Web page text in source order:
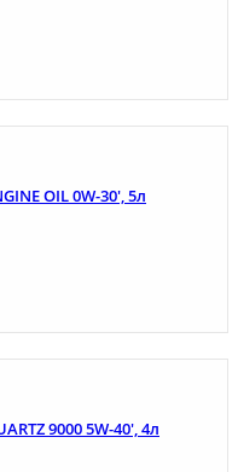
OIL 0W-30', 5л
9000 5W-40', 4л